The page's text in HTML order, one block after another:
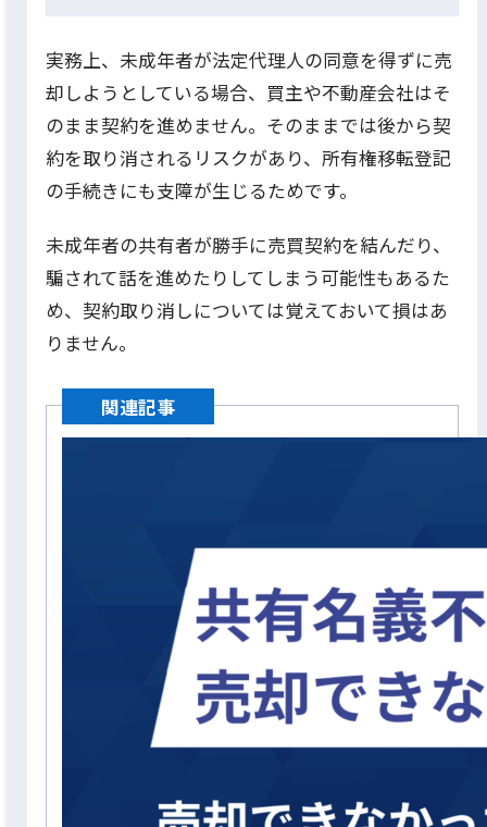
実務上、未成年者が法定代理人の同意を得ずに売
却しようとしている場合、買主や不動産会社はそ
のまま契約を進めません。そのままでは後から契
約を取り消されるリスクがあり、所有権移転登記
の手続きにも支障が生じるためです。
未成年者の共有者が勝手に売買契約を結んだり、
騙されて話を進めたりしてしまう可能性もあるた
め、契約取り消しについては覚えておいて損はあ
りません。
関連記事